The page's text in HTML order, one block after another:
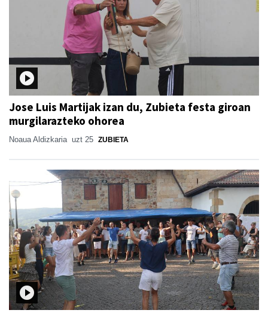
Jose Luis Martijak izan du, Zubieta festa giroan
murgilarazteko ohorea
Noaua Aldizkaria uzt 25 ZUBIETA